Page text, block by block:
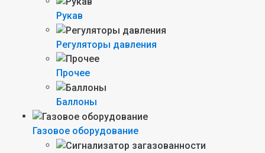
Рукав
Регуляторы давления
Прочее
Баллоны
Газовое оборудование